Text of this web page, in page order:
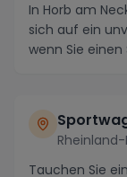
In Horb am
sich auf ein
wenn Sie
Tauchen Sie